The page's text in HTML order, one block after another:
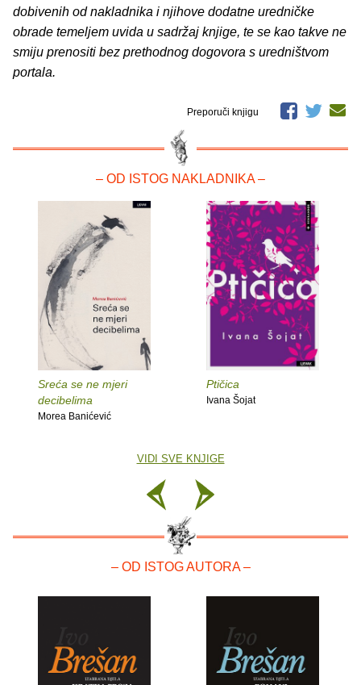
dobivenih od nakladnika i njihove dodatne uredničke
obrade temeljem uvida u sadržaj knjige, te se kao takve ne
smiju prenositi bez prethodnog dogovora s uredništvom
portala.
Preporuči knjigu
– OD ISTOG NAKLADNIKA –
Sreća se ne mjeri
decibelima
Morea Banićević
Ptičica
Ivana Šojat
VIDI SVE KNJIGE
– OD ISTOG AUTORA –